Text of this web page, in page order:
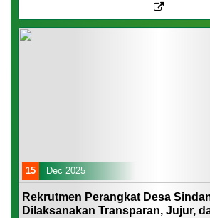
15 Dec 2025
Rekrutmen Perangkat Desa
Dilaksanakan Transparan, Jujur,